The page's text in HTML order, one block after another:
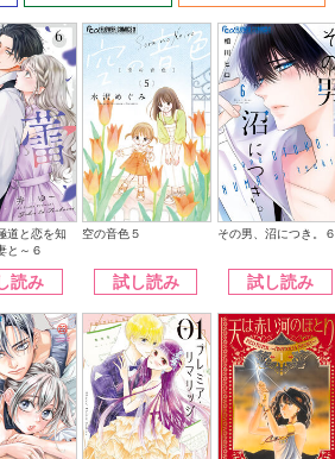
道と恋を知
と～６
読み
空の音色５
試し読み
その男、沼につき。６
試し読み